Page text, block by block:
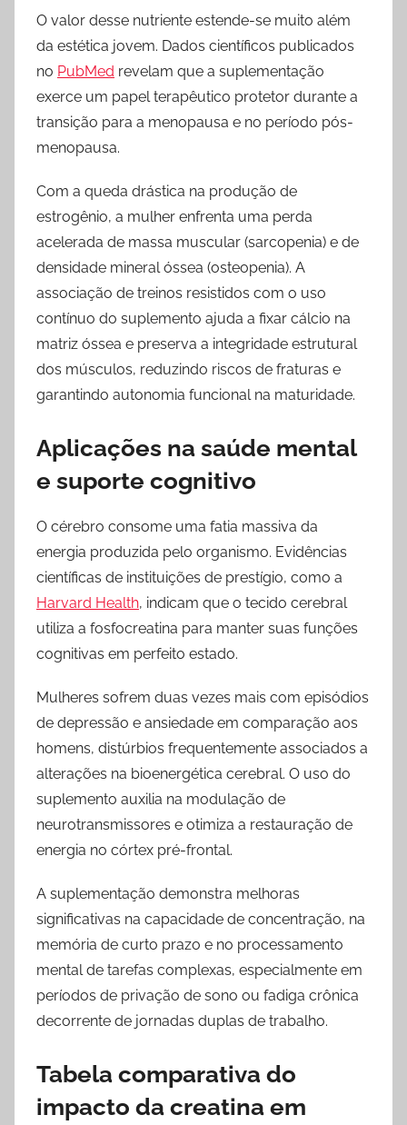
O valor desse nutriente estende-se muito além
da estética jovem. Dados científicos publicados
no PubMed revelam que a suplementação
exerce um papel terapêutico protetor durante a
transição para a menopausa e no período pós-
menopausa.
Com a queda drástica na produção de
estrogênio, a mulher enfrenta uma perda
acelerada de massa muscular (sarcopenia) e de
densidade mineral óssea (osteopenia). A
associação de treinos resistidos com o uso
contínuo do suplemento ajuda a fixar cálcio na
matriz óssea e preserva a integridade estrutural
dos músculos, reduzindo riscos de fraturas e
garantindo autonomia funcional na maturidade.
Aplicações na saúde mental
e suporte cognitivo
O cérebro consome uma fatia massiva da
energia produzida pelo organismo. Evidências
científicas de instituições de prestígio, como a
Harvard Health, indicam que o tecido cerebral
utiliza a fosfocreatina para manter suas funções
cognitivas em perfeito estado.
Mulheres sofrem duas vezes mais com episódios
de depressão e ansiedade em comparação aos
homens, distúrbios frequentemente associados a
alterações na bioenergética cerebral. O uso do
suplemento auxilia na modulação de
neurotransmissores e otimiza a restauração de
energia no córtex pré-frontal.
A suplementação demonstra melhoras
significativas na capacidade de concentração, na
memória de curto prazo e no processamento
mental de tarefas complexas, especialmente em
períodos de privação de sono ou fadiga crônica
decorrente de jornadas duplas de trabalho.
Tabela comparativa do
impacto da creatina em